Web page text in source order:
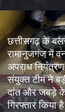
छत्तीसगढ़ के
रामानुजगंज में
अपराध
संयुक्त टीम ने
दांत और जबड़े
गिरफ्तार किया है